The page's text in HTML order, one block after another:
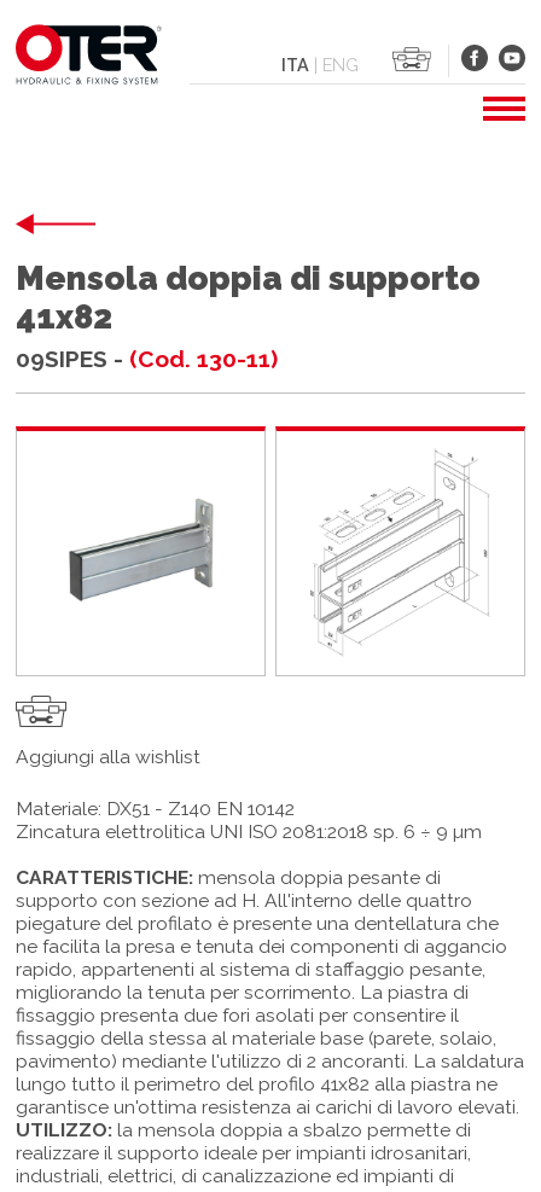
ITA | ENG
Mensola doppia di supporto
41x82
09SIPES - (Cod. 130-11)
Aggiungi alla wishlist
Materiale: DX51 - Z140 EN 10142
Zincatura elettrolitica UNI ISO 2081:2018 sp. 6 ÷ 9 µm
CARATTERISTICHE: mensola doppia pesante di
supporto con sezione ad H. All'interno delle quattro
piegature del profilato è presente una dentellatura che
ne facilita la presa e tenuta dei componenti di aggancio
rapido, appartenenti al sistema di staffaggio pesante,
migliorando la tenuta per scorrimento. La piastra di
fissaggio presenta due fori asolati per consentire il
fissaggio della stessa al materiale base (parete, solaio,
pavimento) mediante l'utilizzo di 2 ancoranti. La saldatura
lungo tutto il perimetro del profilo 41x82 alla piastra ne
garantisce un'ottima resistenza ai carichi di lavoro elevati.
UTILIZZO: la mensola doppia a sbalzo permette di
realizzare il supporto ideale per impianti idrosanitari,
industriali, elettrici, di canalizzazione ed impianti di